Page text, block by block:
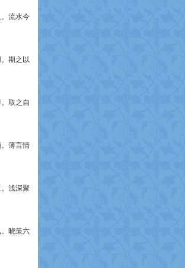
流水今
期之以
取之自
薄言情
浅深聚
晓策六